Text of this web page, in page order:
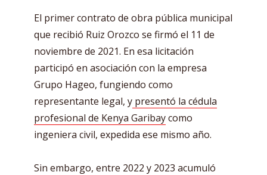
El primer contrato de obra pública municipal
que recibió Ruiz Orozco se firmó el 11 de
noviembre de 2021. En esa licitación
participó en asociación con la empresa
Grupo Hageo, fungiendo como
representante legal, y presentó la cédula
profesional de Kenya Garibaycomo
ingeniera civil, expedida ese mismo año.
Sin embargo, entre 2022 y 2023 acumuló